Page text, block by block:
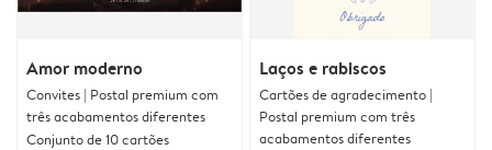
Amor moderno
Convites | Postal premium com
três acabamentos diferentes
Conjunto de 10 cartões
Laços e rabiscos
Cartões de agradecimento |
Postal premium com três
acabamentos diferentes